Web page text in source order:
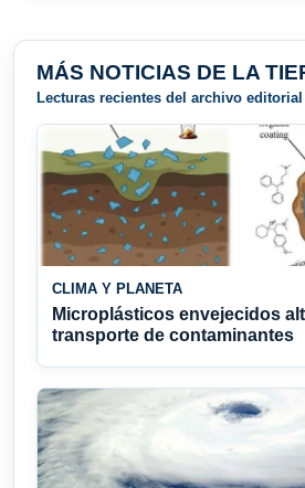
MÁS NOTICIAS DE LA
Lecturas recientes del archivo editorial
CLIMA Y PLANETA
Microplásticos envejecidos
transporte de contaminantes